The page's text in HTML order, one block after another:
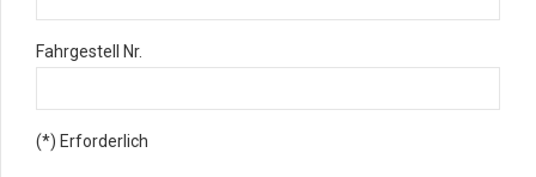
Fahrgestell Nr.
(*) Erforderlich